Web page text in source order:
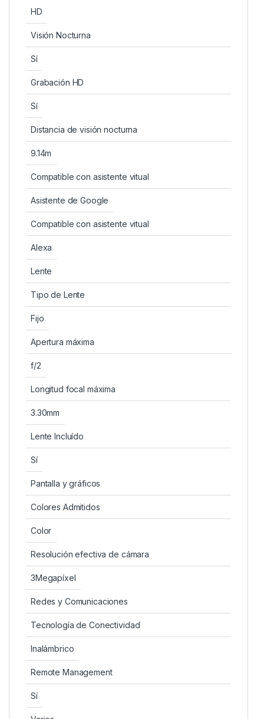
HD
Visión Nocturna
Sí
Grabación HD
Sí
Distancia de visión nocturna
9.14m
Compatible con asistente vitual
Asistente de Google
Compatible con asistente vitual
Alexa
Lente
Tipo de Lente
Fijo
Apertura máxima
f/2
Longitud focal máxima
3.30mm
Lente Incluído
Sí
Pantalla y gráficos
Colores Admitidos
Color
Resolución efectiva de cámara
3Megapíxel
Redes y Comunicaciones
Tecnología de Conectividad
Inalámbrico
Remote Management
Sí